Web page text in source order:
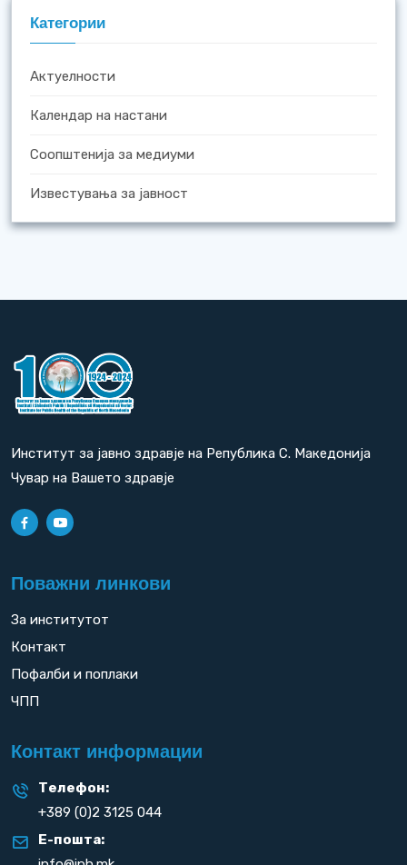
Категории
Актуелности
Календар на настани
Соопштенија за медиуми
Известувања за јавност
Институт за јавно здравје на Република С. Македонија
Чувар на Вашето здравје
Поважни линкови
За институтот
Контакт
Пофалби и поплаки
ЧПП
Контакт информации
Телефон:
+389 (0)2 3125 044
Е-пошта: